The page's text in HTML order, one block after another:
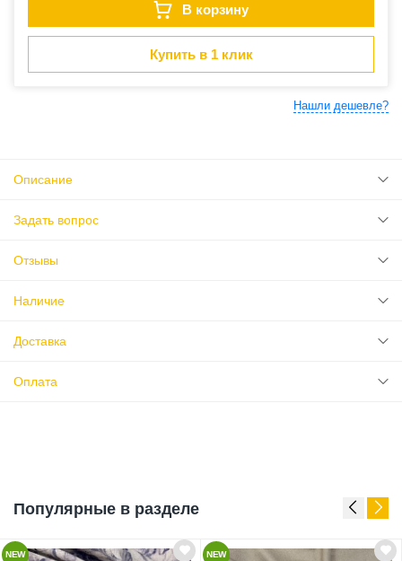
В корзину
Купить в 1 клик
Нашли дешевле?
Описание
Задать вопрос
Отзывы
Наличие
Доставка
Оплата
Популярные в разделе
NEW NEW